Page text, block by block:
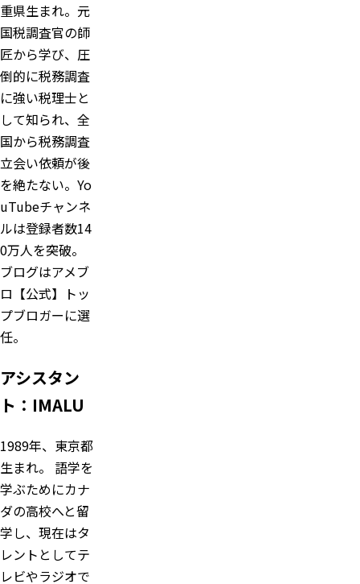
重県生まれ。元
国税調査官の師
匠から学び、圧
倒的に税務調査
に強い税理士と
して知られ、全
国から税務調査
立会い依頼が後
を絶たない。Yo
uTubeチャンネ
ルは登録者数14
0万人を突破。
ブログはアメブ
ロ【公式】トッ
プブロガーに選
任。
アシスタン
ト：IMALU
1989年、東京都
生まれ。 語学を
学ぶためにカナ
ダの高校へと留
学し、現在はタ
レントとしてテ
レビやラジオで